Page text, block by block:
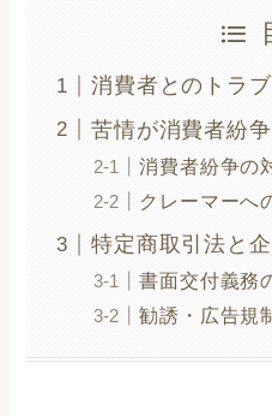
消費者とのトラ
苦情が消費者紛
消費者紛争の
クレーマーへ
特定商取引法と
書面交付義務
勧誘・広告規